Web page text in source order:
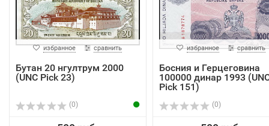
избранное сравнить
Бутан 20 нгултрум 2000
(UNC Pick 23)
(0)
избранное сравнить
Босния и Герцеговина
100000 динар 1993
Pick 151)
(0)